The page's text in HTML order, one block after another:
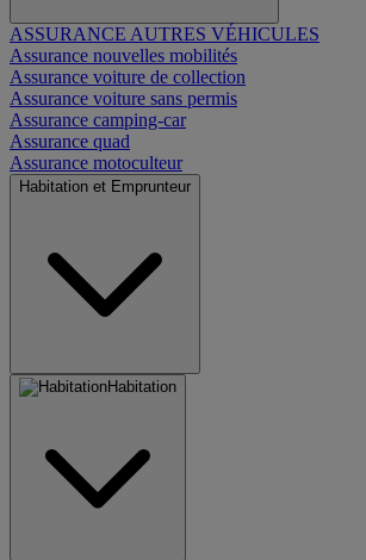
ASSURANCE AUTRES VÉHICULES
Assurance nouvelles mobilités
Assurance voiture de collection
Assurance voiture sans permis
Assurance camping-car
Assurance quad
Assurance motoculteur
Habitation et Emprunteur
Habitation